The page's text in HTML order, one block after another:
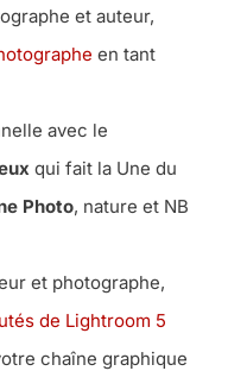
et auteur,
en tant
avec le
qui fait la Une du
Photo, nature et NB
et photographe,
de Lightroom 5
chaîne graphique